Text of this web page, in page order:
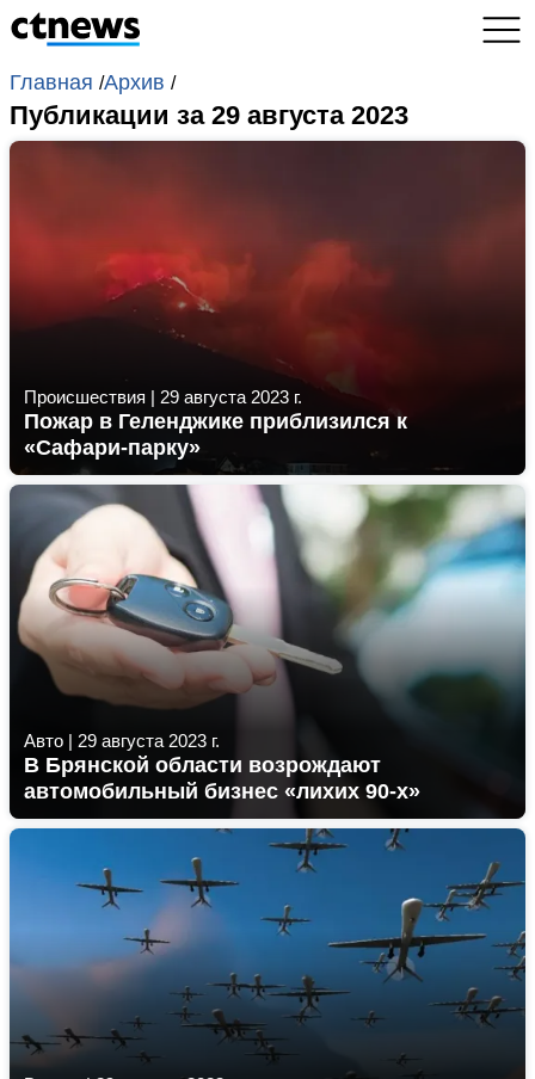
Главная /Архив /
Публикации за 29 августа 2023
Происшествия | 29 августа 2023 г.
Пожар в Геленджике приблизился к
«Сафари-парку»
Авто | 29 августа 2023 г.
В Брянской области возрождают
автомобильный бизнес «лихих 90-х»